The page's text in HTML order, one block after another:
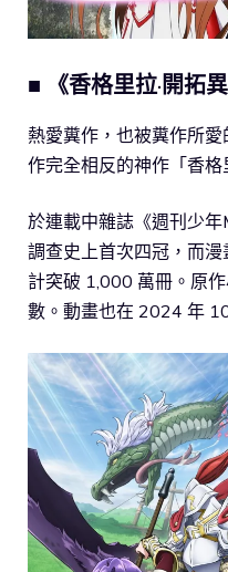
■ 《香格里拉·開拓異
熱愛糞作，也被糞作所
作完全相反的神作「香格
於連載中雜誌《週刊少
調查史上首次四冠，而
計突破 1,000 萬冊。原
數。動畫也在 2024 年